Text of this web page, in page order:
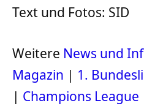
Text und Fotos: SID
Weitere News und
Magazin | 1.
| Champions League